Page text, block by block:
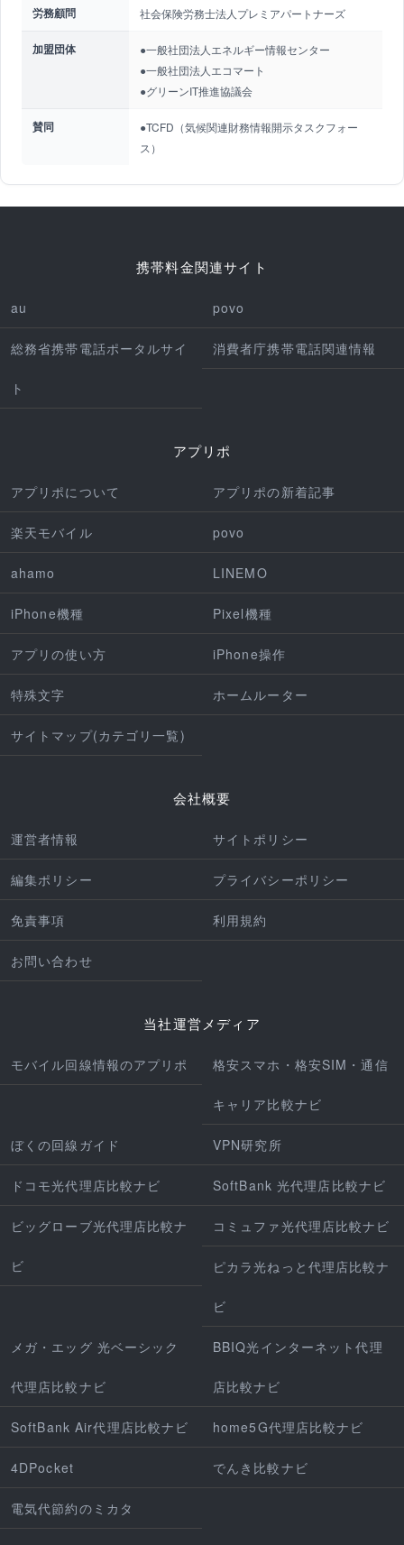
労務顧問 社会保険労務士法人プレミアパートナーズ
加盟団体
●一般社団法人エネルギー情報センター
●一般社団法人エコマート
●グリーンIT推進協議会
賛同
●TCFD（気候関連財務情報開示タスクフォー
ス）
携帯料金関連サイト
au povo
総務省携帯電話ポータルサイ
ト
消費者庁携帯電話関連情報
アプリポ
アプリポについて アプリポの新着記事
楽天モバイル povo
ahamo LINEMO
iPhone機種 Pixel機種
アプリの使い方 iPhone操作
特殊文字 ホームルーター
サイトマップ(カテゴリ一覧)
会社概要
運営者情報 サイトポリシー
編集ポリシー プライバシーポリシー
免責事項 利用規約
お問い合わせ
当社運営メディア
モバイル回線情報のアプリポ 格安スマホ・格安SIM・通信
キャリア比較ナビ
ぼくの回線ガイド VPN研究所
ドコモ光代理店比較ナビ SoftBank 光代理店比較ナビ
ビッグローブ光代理店比較ナ
ビ
コミュファ光代理店比較ナビ
ピカラ光ねっと代理店比較ナ
ビ
メガ・エッグ 光ベーシック
代理店比較ナビ
BBIQ光インターネット代理
店比較ナビ
SoftBank Air代理店比較ナビ home5G代理店比較ナビ
4DPocket でんき比較ナビ
電気代節約のミカタ